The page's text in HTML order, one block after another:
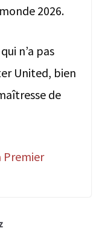
2026.
n’a pas
United, bien
de
Premier